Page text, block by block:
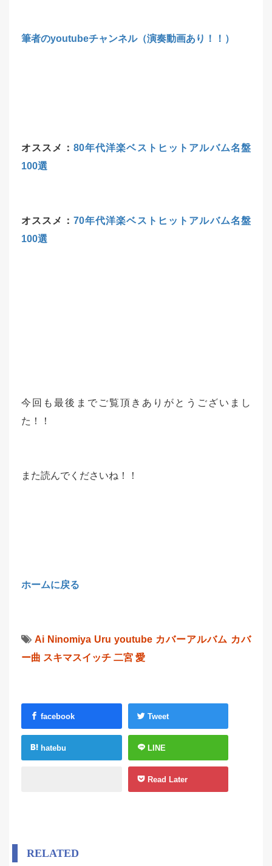
筆者のyoutubeチャンネル（演奏動画あり！！）
オススメ： 80年代洋楽ベストヒットアルバム名盤
100選
オススメ： 70年代洋楽ベストヒットアルバム名盤
100選
今回も最後までご覧頂きありがとうございまし
た！！
また読んでくださいね！！
ホームに戻る
Ai Ninomiya Uru youtube カバーアルバム カバ
ー曲 スキマスイッチ 二宮 愛
facebook Tweet
hatebu LINE
Read Later
RELATED